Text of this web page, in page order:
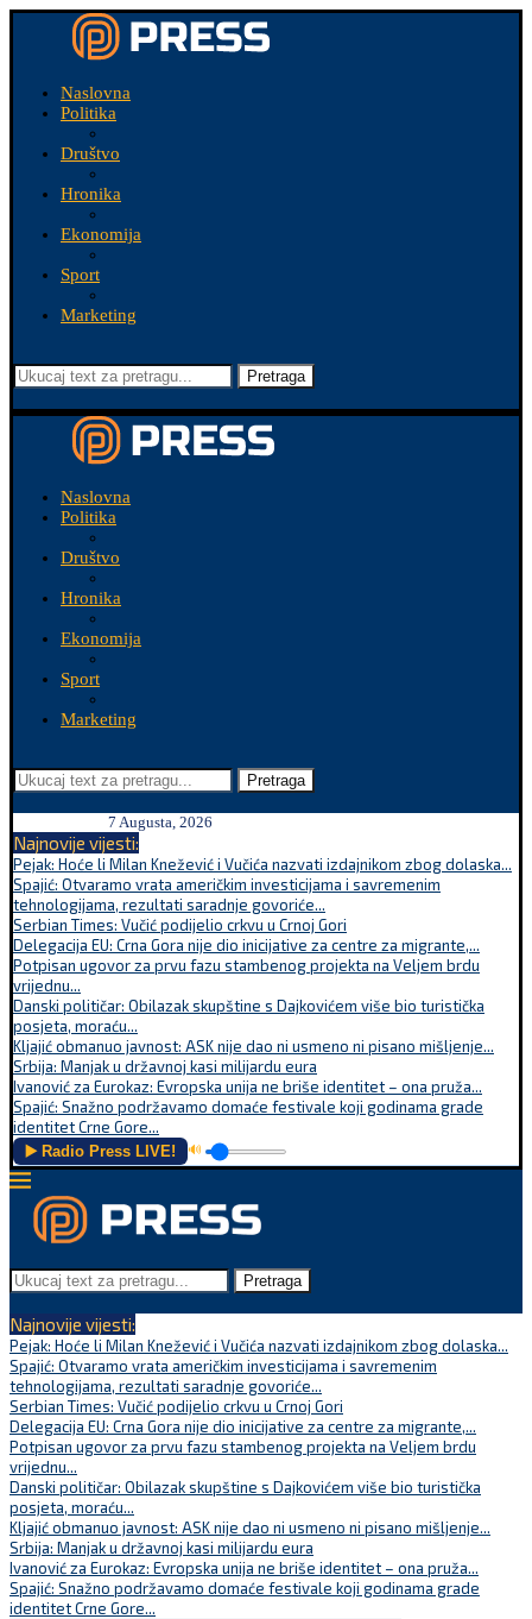
Naslovna
Politika
Društvo
Hronika
Ekonomija
Sport
Marketing
Pretraga
Naslovna
Politika
Društvo
Hronika
Ekonomija
Sport
Marketing
Pretraga
7 Augusta, 2026
Najnovije vijesti:
Pejak: Hoće li Milan Knežević i Vučića nazvati izdajnikom zbog dolaska...
Spajić: Otvaramo vrata američkim investicijama i savremenim
tehnologijama, rezultati saradnje govoriće...
Serbian Times: Vučić podijelio crkvu u Crnoj Gori
Delegacija EU: Crna Gora nije dio inicijative za centre za migrante,...
Potpisan ugovor za prvu fazu stambenog projekta na Veljem brdu
vrijednu...
Danski političar: Obilazak skupštine s Dajkovićem više bio turistička
posjeta, moraću...
Kljajić obmanuo javnost: ASK nije dao ni usmeno ni pisano mišljenje...
Srbija: Manjak u državnoj kasi milijardu eura
Ivanović za Eurokaz: Evropska unija ne briše identitet – ona pruža...
Spajić: Snažno podržavamo domaće festivale koji godinama grade
identitet Crne Gore...
▶️ Radio Press LIVE! 🔊
Pretraga
Najnovije vijesti:
Pejak: Hoće li Milan Knežević i Vučića nazvati izdajnikom zbog dolaska...
Spajić: Otvaramo vrata američkim investicijama i savremenim
tehnologijama, rezultati saradnje govoriće...
Serbian Times: Vučić podijelio crkvu u Crnoj Gori
Delegacija EU: Crna Gora nije dio inicijative za centre za migrante,...
Potpisan ugovor za prvu fazu stambenog projekta na Veljem brdu
vrijednu...
Danski političar: Obilazak skupštine s Dajkovićem više bio turistička
posjeta, moraću...
Kljajić obmanuo javnost: ASK nije dao ni usmeno ni pisano mišljenje...
Srbija: Manjak u državnoj kasi milijardu eura
Ivanović za Eurokaz: Evropska unija ne briše identitet – ona pruža...
Spajić: Snažno podržavamo domaće festivale koji godinama grade
identitet Crne Gore...